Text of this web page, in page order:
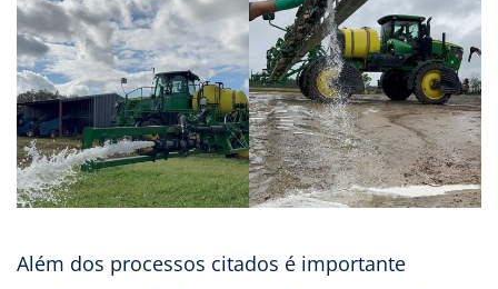
Além dos processos citados é importante